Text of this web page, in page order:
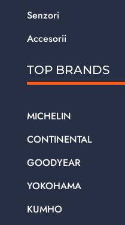
Senzori
Accesorii
TOP BRANDS
MICHELIN
CONTINENTAL
GOODYEAR
YOKOHAMA
KUMHO